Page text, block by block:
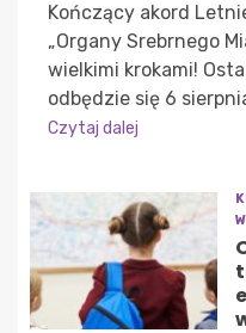
Kończący akord
„Organy Srebrnego
wielkimi krokami!
odbędzie się 6
Czytaj dalej